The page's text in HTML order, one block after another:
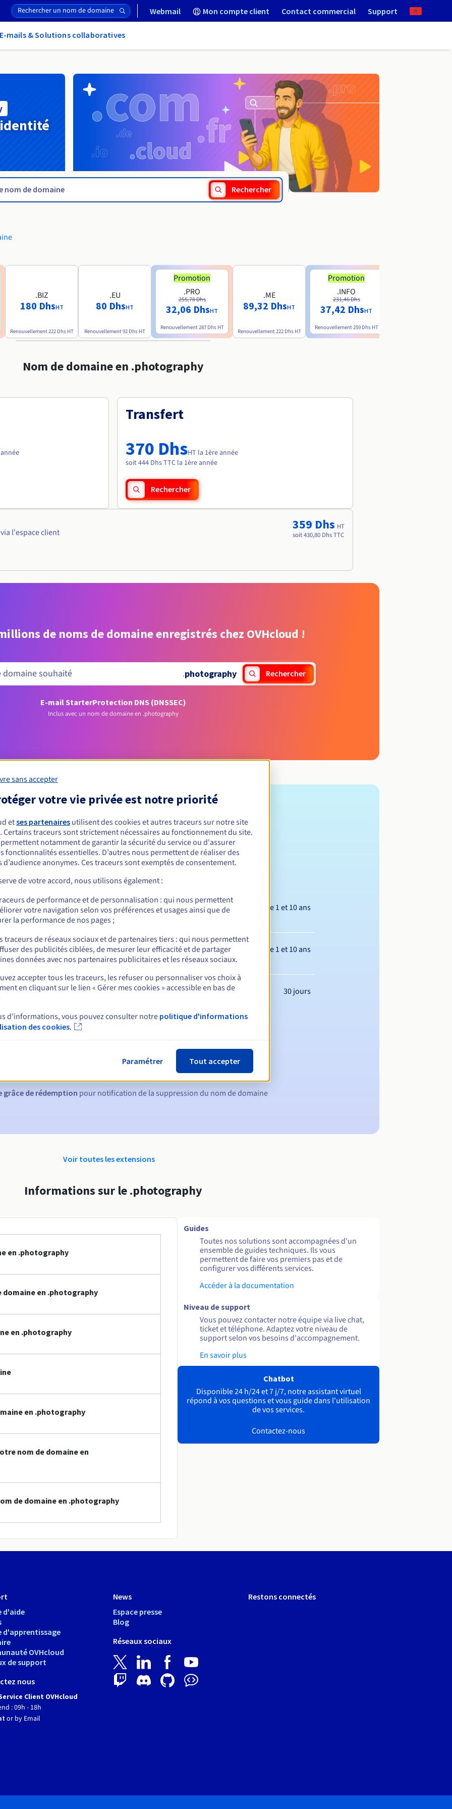
Webmail Mon compte client Contact commercial Support
E-mails & Solutions collaboratives
Rechercher
.BIZ
180 DhsHT
Renouvellement222 Dhs HT
.EU
80 DhsHT
Renouvellement92 Dhs HT
Promotion
.PRO
255,78 Dhs
32,06 DhsHT
Renouvellement287 Dhs HT
.ME
89,32 DhsHT
Renouvellement222 Dhs HT
Promotion
.INFO
231,46 Dhs
37,42 DhsHT
Renouvellement259 Dhs HT
Nom de domaine en .photography
Transfert
370 DhsHT la 1ère année
soit 444 Dhs TTC la 1ère année
Rechercher
l'espace client
359 Dhs HT
soit 430,80 Dhs TTC
de noms de domaine enregistrés chez OVHcloud !
.photography Rechercher
E-mail StarterProtection DNS (DNSSEC)
Inclus avec un nom de domaine en .photography
Conditions d'éligibilité
.photography ?
physiques ou morales, sans restriction géographique.
Règles de gestion et notifications
Entre 1 et 10 ans
Entre 1 et 10 ans
30 jours
:
pour notification de la suspension du nom de domaine
grâce de rédemption pour notification de la suppression du nom de domaine
Voir toutes les extensions
Informations sur le .photography
en .photography
en .photography
en .photography
en .photography
nom de domaine en
de domaine en .photography
Guides
Toutes nos solutions sont accompagnées d'un
ensemble de guides techniques. Ils vous
permettent de faire vos premiers pas et de
configurer vos différents services.
Accéder à la documentation
Niveau de support
Vous pouvez contacter notre équipe via live chat,
ticket et téléphone. Adaptez votre niveau de
support selon vos besoins d'accompagnement.
En savoir plus
Chatbot
Disponible 24 h/24 et 7 j/7, notre assistant virtuel
répond à vos questions et vous guide dans l'utilisation
de vos services.
Contactez-nous
d'aide
d'apprentissage
OVHcloud
de support
nous
Client OVHcloud
: 09h - 18h
or by Email
News
Espace presse
Blog
Réseaux sociaux
Restons connectés
sans accepter
votre vie privée est notre priorité
etses partenaires utilisent des cookies et autres traceurs sur notre site
Certains traceurs sont strictement nécessaires au fonctionnement du site.
notamment de garantir la sécurité du service ou d'assurer
fonctionnalités essentielles. D’autres nous permettent de réaliser des
d’audience anonymes. Ces traceurs sont exemptés de consentement.
de votre accord, nous utilisons également :
de performance et de personnalisation : qui nous permettent
votre navigation selon vos préférences et usages ainsi que de
la performance de nos pages ;
traceurs de réseaux sociaux et de partenaires tiers : qui nous permettent
des publicités ciblées, de mesurer leur efficacité et de partager
données avec nos partenaires publicitaires et les réseaux sociaux.
accepter tous les traceurs, les refuser ou personnaliser vos choix à
en cliquant sur le lien « Gérer mes cookies » accessible en bas de
d’informations, vous pouvez consulter notre politique d'informations
des cookies.
Paramétrer Tout accepter